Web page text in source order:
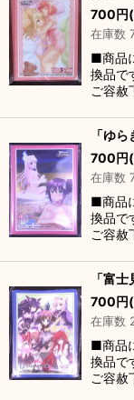
700円
在庫数
■商品
換品で
ご容赦
「ゆ
700円
在庫数
■商品
換品で
ご容赦
「富
700円
在庫数
■商品
換品で
ご容赦